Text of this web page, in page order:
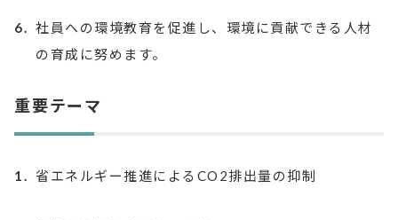
6. 社員への環境教育を促進し、環境に貢献できる人材
の育成に努めます。
重要テーマ
1. 省エネルギー推進によるCO2排出量の抑制